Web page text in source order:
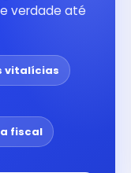
verdade até
vitalícias
fiscal